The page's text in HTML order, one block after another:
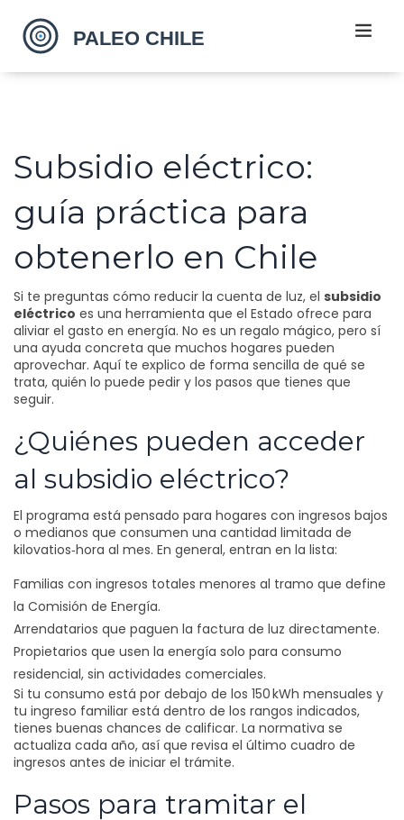
Subsidio eléctrico:
guía práctica para
obtenerlo en Chile
Si te preguntas cómo reducir la cuenta de luz, el subsidio
eléctrico es una herramienta que el Estado ofrece para
aliviar el gasto en energía. No es un regalo mágico, pero sí
una ayuda concreta que muchos hogares pueden
aprovechar. Aquí te explico de forma sencilla de qué se
trata, quién lo puede pedir y los pasos que tienes que
seguir.
¿Quiénes pueden acceder
al subsidio eléctrico?
El programa está pensado para hogares con ingresos bajos
o medianos que consumen una cantidad limitada de
kilovatios‑hora al mes. En general, entran en la lista:
Familias con ingresos totales menores al tramo que define
la Comisión de Energía.
Arrendatarios que paguen la factura de luz directamente.
Propietarios que usen la energía solo para consumo
residencial, sin actividades comerciales.
Si tu consumo está por debajo de los 150 kWh mensuales y
tu ingreso familiar está dentro de los rangos indicados,
tienes buenas chances de calificar. La normativa se
actualiza cada año, así que revisa el último cuadro de
ingresos antes de iniciar el trámite.
Pasos para tramitar el